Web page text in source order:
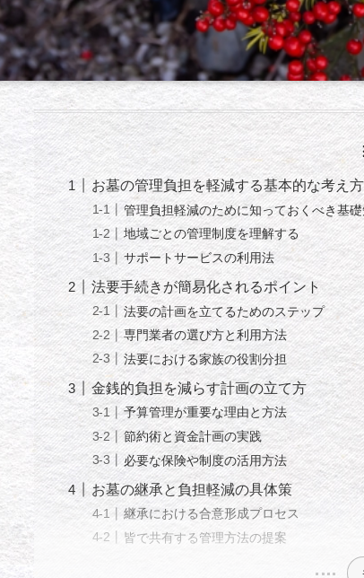
お墓の管理負担を軽減する基本的な考え方
管理負担軽減のために知っておくべき基
地域ごとの管理制度を理解する
サポートサービスの利用法
法要手続きが簡易化されるポイント
法要の計画を立てるためのステップ
専門業者の選び方と利用方法
法要における家族の役割分担
金銭的負担を減らす計画の立て方
予算管理が重要な理由と方法
節約術と資金計画の実践
必要な保険や制度の活用方法
お墓の継承と負担軽減の具体策
継承における合意形成プロセス
皆で共有する管理方法の提案